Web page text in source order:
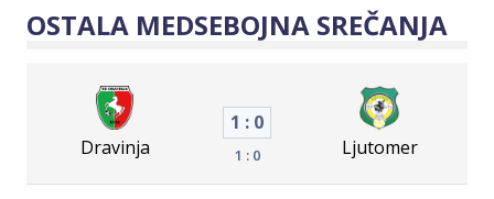
OSTALA MEDSEBOJNA SREČANJA
Dravinja
1 : 0
1 : 0 Ljutomer